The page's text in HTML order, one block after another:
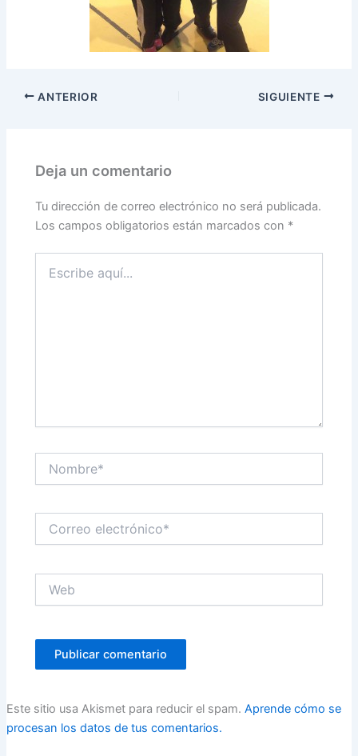
ANTERIOR SIGUIENTE
Deja un comentario
Tu dirección de correo electrónico no será publicada.
Los campos obligatorios están marcados con *
aquí...
electrónico*
Este sitio usa Akismet para reducir el spam. Aprende cómo se
procesan los datos de tus comentarios.